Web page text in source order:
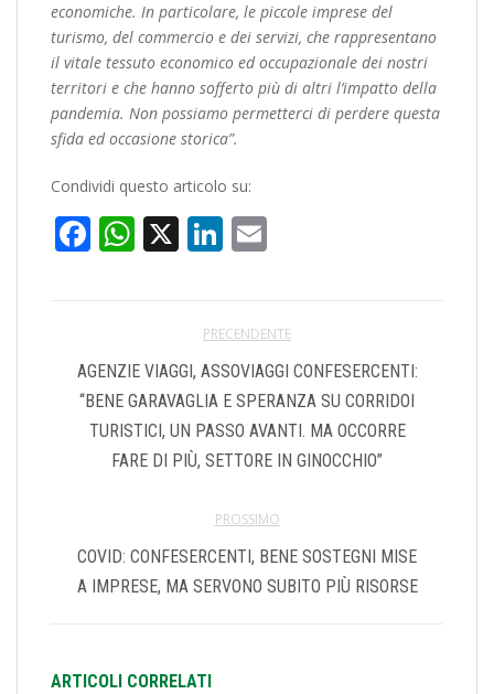
economiche. In particolare, le piccole imprese del
turismo, del commercio e dei servizi, che rappresentano
il vitale tessuto economico ed occupazionale dei nostri
territori e che hanno sofferto più di altri l’impatto della
pandemia. Non possiamo permetterci di perdere questa
sfida ed occasione storica”.
Condividi questo articolo su:
Facebook
WhatsApp
X LinkedIn
PRECENDENTE
AGENZIE VIAGGI, ASSOVIAGGI CONFESERCENTI:
“BENE GARAVAGLIA E SPERANZA SU CORRIDOI
TURISTICI, UN PASSO AVANTI. MA OCCORRE
FARE DI PIÙ, SETTORE IN GINOCCHIO”
PROSSIMO
COVID: CONFESERCENTI, BENE SOSTEGNI MISE
A IMPRESE, MA SERVONO SUBITO PIÙ RISORSE
ARTICOLI CORRELATI